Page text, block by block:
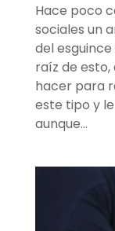
Hace poco
sociales un
del
raíz de
hacer para
este tipo y
aunque...